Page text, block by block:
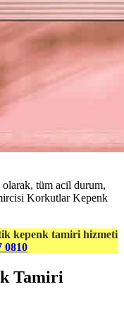
olarak, tüm acil durum,
Korkutlar Kepenk
kepenk tamiri hizmeti
0810
Tamiri